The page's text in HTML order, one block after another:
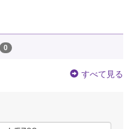
0
すべて見る